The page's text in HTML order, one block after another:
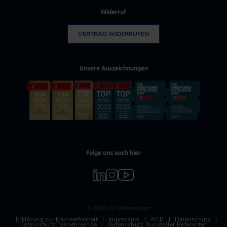
Widerruf
VERTRAG WIDERRUFEN
Unsere Auszeichnungen
Folge uns auch hier
© 2026 VDI Wissensforum
Erklärung zur Barrierefreiheit Impressum AGB Datenschutz
Datenschutz Teilnehmende Datenschutz Aussteller Referenten